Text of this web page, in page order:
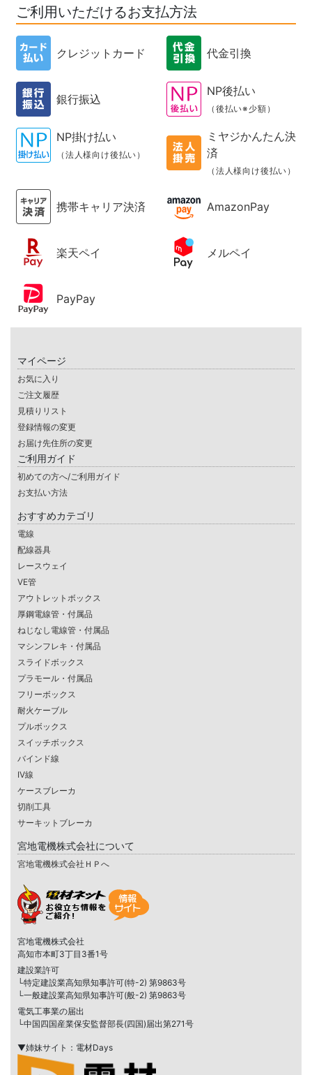
ご利用いただけるお支払方法
クレジットカード 代金引換
銀行振込
NP後払い
（後払い※少額）
NP掛け払い
（法人様向け後払い）
ミヤジかんたん決
済
（法人様向け後払い）
携帯キャリア決済 AmazonPay
楽天ペイ メルペイ
PayPay
マイページ
お気に入り
ご注文履歴
見積りリスト
登録情報の変更
お届け先住所の変更
ご利用ガイド
初めての方へ/ご利用ガイド
お支払い方法
おすすめカテゴリ
電線
配線器具
レースウェイ
VE管
アウトレットボックス
厚鋼電線管・付属品
ねじなし電線管・付属品
マシンフレキ・付属品
スライドボックス
プラモール・付属品
フリーボックス
耐火ケーブル
プルボックス
スイッチボックス
バインド線
IV線
ケースブレーカ
切削工具
サーキットブレーカ
宮地電機株式会社について
宮地電機株式会社ＨＰへ
宮地電機株式会社
高知市本町3丁目3番1号
建設業許可
└特定建設業高知県知事許可(特-2) 第9863号
└一般建設業高知県知事許可(般-2) 第9863号
電気工事業の届出
└中国四国産業保安監督部長(四国)届出第271号
▼姉妹サイト：電材Days